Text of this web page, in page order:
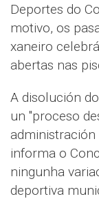
Deportes do
motivo, os
xaneiro
abertas nas
A disolución
un "proceso
administración
informa o
ningunha
deportiva